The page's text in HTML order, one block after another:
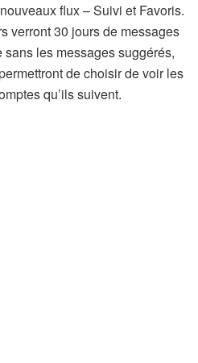
flux – Suivi et Favoris.
verront 30 jours de messages
les messages suggérés,
de choisir de voir les
qu’ils suivent.